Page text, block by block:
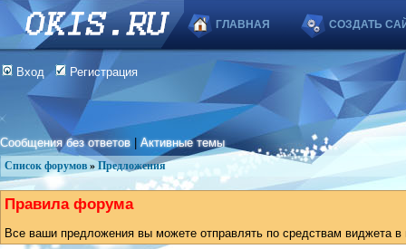
ГЛАВНАЯ СОЗДАТЬ
Вход Регистрация
Сообщения без ответов |Активные темы
Список форумов » Предложения
Правила форума
Все ваши предложения вы можете отправлять по средствам виджета